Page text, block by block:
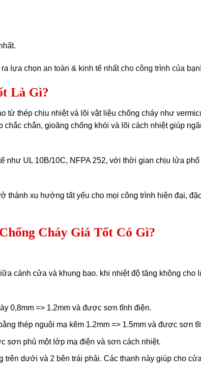
lựa chọn an toàn & kinh tế nhất cho công trình của bạn!
Là Gì?
từ thép chịu nhiệt và lõi vật liệu chống cháy như
chắn, gioăng chống khói và lõi cách nhiệt giúp
UL 10B/10C, NFPA 252, với thời gian chịu lửa phổ
thành xu hướng tất yếu cho mọi công trình hiện đại,
Cháy Giá Tốt Có Gì?
cánh cửa và khung bao. khi nhiệt độ tăng không cho
0,8mm => 1.2mm và được sơn tĩnh điện.
thép nguội mạ kẽm 1.2mm => 1.5mm và được sơn
sơn phủ một lớp mạ điện và sơn cách nhiệt.
trên dưới và 2 bên trái phải. Các thanh này giúp cho